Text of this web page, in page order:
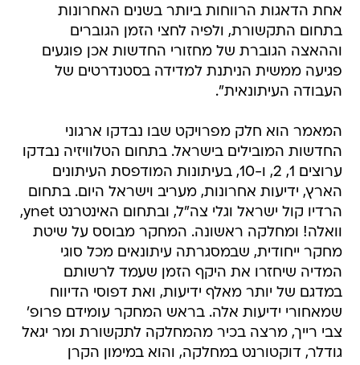
אחת הדאגות הרווחות ביותר בשנים האחרונות
בתחום התקשורת, ולפיה לחצי הזמן הגוברים
וההאצה הגוברת של מחזורי החדשות אכן פוגעים
פגיעה ממשית הניתנת למדידה בסטנדרטים של
העבודה העיתונאית".
המאמר הוא חלק מפרויקט שבו נבדקו ארגוני
החדשות המובילים בישראל. בתחום הטלוויזיה נבדקו
ערוצים 1, 2, ו-10, בעיתונות המודפסת העיתונים
הארץ, ידיעות אחרונות, מעריב וישראל היום. בתחום
הרדיו קול ישראל וגלי צה"ל, ובתחום האינטרנט ynet,
וואלה! ומחלקה ראשונה. המחקר מבוסס על שיטת
מחקר ייחודית, שבמסגרתה עיתונאים מכל סוגי
המדיה שיחזרו את היקף הזמן שעמד לרשותם
במדגם של יותר מאלף ידיעות, ואת דפוסי הדיווח
שמאחורי ידיעות אלה. בראש המחקר עומידם פרופ'
צבי רייך, מרצה בכיר מהמחלקה לתקשורת ומר יגאל
גודלר, דוקטורנט במחלקה, והוא במימון הקרן